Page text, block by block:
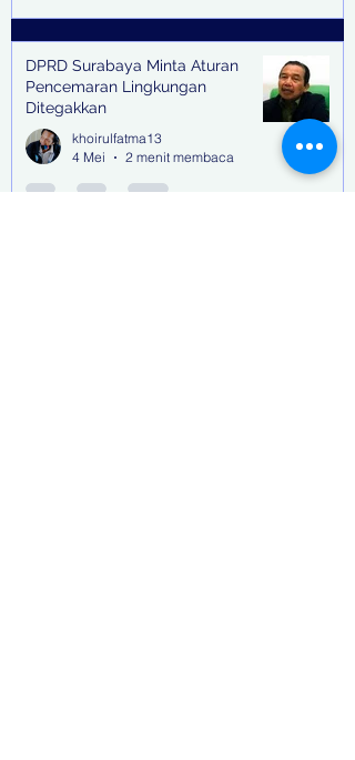
DPRD Surabaya Minta Aturan
Pencemaran Lingkungan
Ditegakkan
khoirulfatma13
4 Mei
2 menit membaca